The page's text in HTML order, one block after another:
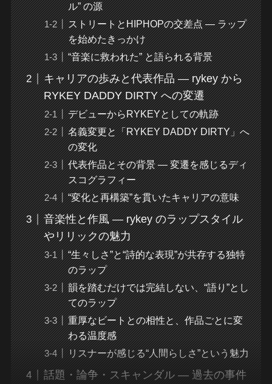
ル” の源
ストリートとHIPHOPの交差点 — ラップ
を始めたきっかけ
“音楽に救われた” と語られる背景
キャリアの歩みと代表作品 — rykey から
RYKEY DADDY DIRTY への変遷
デビューからRYKEYとしての軌跡
名義変更と「RYKEY DADDY DIRTY」へ
の変化
代表作品とその背景 — 変遷を感じるディ
スコグラフィー
“変化と再構築”を貫いたキャリアの意味
音楽性と作風 — rykey のラップスタイル
やリリックの魅力
“生々しさ”と“詩的な表現”が共存する独特
のラップ
韻を踏むだけでは完結しない、“語り”とし
てのラップ
重厚なビートとの相性と、作品ごとに変
わる温度感
リスナーが感じる“人間らしさ”という魅力
話題・論争・スキャンダル — 過去の事件